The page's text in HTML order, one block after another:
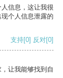
信息，这让我很
个人信息泄露的
支持[0] 反对[0]
让我能够找到自